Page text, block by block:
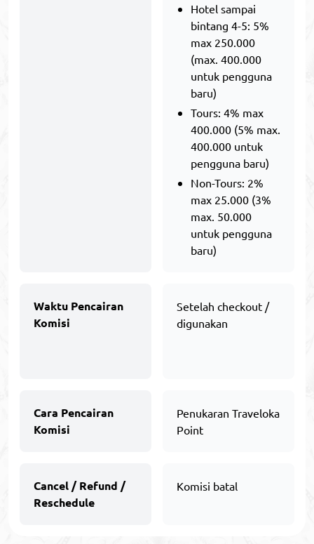
Hotel sampai
bintang 4-5: 5%
max 250.000
(max. 400.000
untuk pengguna
baru)
Tours: 4% max
400.000 (5% max.
400.000 untuk
pengguna baru)
Non-Tours: 2%
max 25.000 (3%
max. 50.000
untuk pengguna
baru)
Waktu Pencairan
Komisi
Setelah checkout /
digunakan
Cara Pencairan
Komisi
Penukaran Traveloka
Point
Cancel / Refund /
Reschedule
Komisi batal